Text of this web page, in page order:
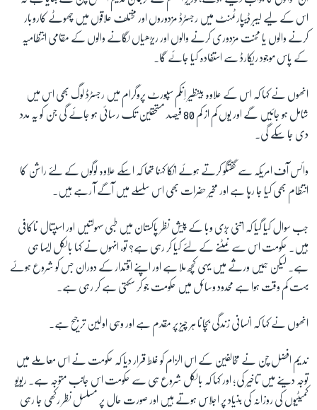
زبان
اس کے لیے لیبر ڈیپارٹمنٹ میں رجسٹرڈ مزدوروں اور مختلف علاقوں میں چھوٹے کاروبار
کرنے والوں یا محنت مزدوری کرنے والوں اور ریڑھیاں لگانے والوں کے مقامی انتظامیہ
کے پاس موجود ریکارڈ سے استفادہ کیا جائے گا۔
انھوں نے کہا کہ اس کے علاوہ بینظیر اِنکم سپورٹ پروگرام میں رجسٹرڈ لوگ بھی اس میں
شامل ہو جائیں گے اور یوں کم از کم 80 فیصد مستحقین تک رسائی ہو جائے گی جن کو یہ مدد
دی جا سکے گی۔
وائس آف امریکہ سے گفتگو کرتے ہوئے انکا کہنا تھا کہ اسکے علاوہ لوگوں کے لئے راشن کا
انتظام بھی کیا جا رہا ہے اور مخیر حضرات بھی اس سلسلے میں آگے آ رہے ہیں۔
جب سوال کیا گیا کہ اتنی بڑی وبا کے پیش نظر پاکستان میں طبی سہولتیں اور اسپتال ناکافی
ہیں۔ حکومت اس سے نمٹنے کے لئے کیا کر رہی ہے؟ تو، انہوں نے کہا بالکل ایسا ہی
ہے۔ لیکن ہمیں ورثے میں یہی کچھ ملا ہے اور اپنے اقتدار کے دوران جس کو شروع ہوۓ
بہت کم وقت ہوا ہے محدود وسائل میں حکومت جو کر سکتی ہے کر رہی ہے۔
انھوں نے کہا کہ انسانی زندگی بچانا ہر چیز پر مقدم ہے اور وہی اولین ترجیح ہے۔
ندیم افضل چن نے مخالفین کے اس الزام کو غلط قرار دیا کہ حکومت نے اس معاملے میں
توجہ دینے میں تاخیر کی؛ اور کہا کہ بالکل شروع ہی سے حکومت اس جانب متوجہ ہے۔ ریویو
کمیٹیوں کی روزانہ کی بنیاد پر اجلاس ہوتے ہیں اور صورت حال پر مسلسل نظر رکھی جا رہی